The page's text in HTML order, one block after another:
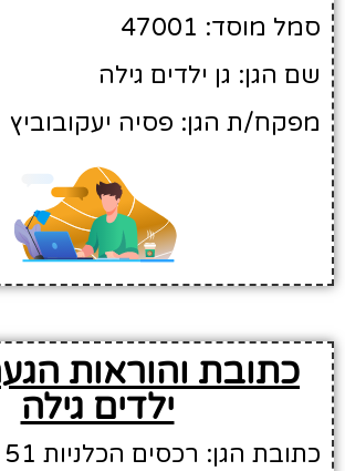
סמל מוסד: 47001
שם הגן: גן ילדים גילה
מפקח/ת הגן: פסיה יעקובוביץ
כתובת והוראות
ילדים גילה
כתובת הגן: רכסים הכלניות 51